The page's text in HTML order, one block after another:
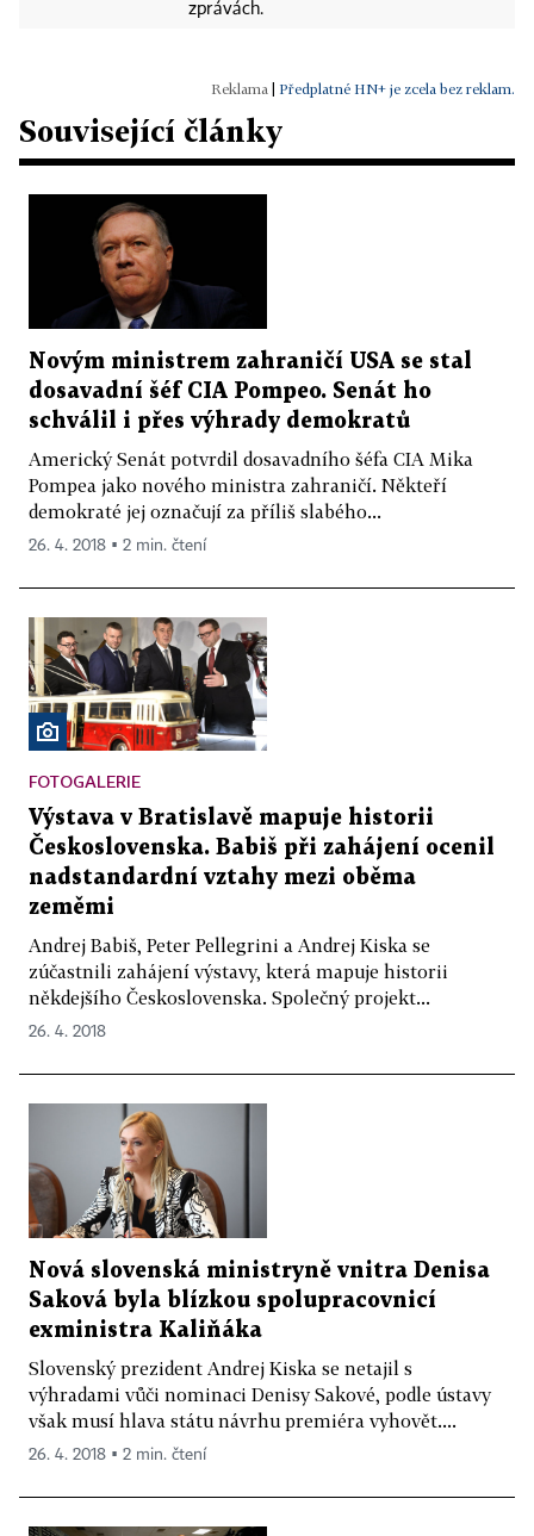
zprávách.
Předplatné HN+ je zcela bez reklam.
Související články
Novým ministrem zahraničí USA se stal
dosavadní šéf CIA Pompeo. Senát ho
schválil i přes výhrady demokratů
Americký Senát potvrdil dosavadního šéfa CIA Mika
Pompea jako nového ministra zahraničí. Někteří
demokraté jej označují za příliš slabého...
26. 4. 2018 ▪ 2 min. čtení
FOTOGALERIE
Výstava v Bratislavě mapuje historii
Československa. Babiš při zahájení ocenil
nadstandardní vztahy mezi oběma
zeměmi
Andrej Babiš, Peter Pellegrini a Andrej Kiska se
zúčastnili zahájení výstavy, která mapuje historii
někdejšího Československa. Společný projekt...
26. 4. 2018
Nová slovenská ministryně vnitra Denisa
Saková byla blízkou spolupracovnicí
exministra Kaliňáka
Slovenský prezident Andrej Kiska se netajil s
výhradami vůči nominaci Denisy Sakové, podle ústavy
však musí hlava státu návrhu premiéra vyhovět....
26. 4. 2018 ▪ 2 min. čtení